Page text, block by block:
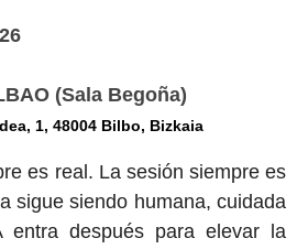
(Sala Begoña)
1, 48004 Bilbo, Bizkaia
es real. La sesión siempre es
sigue siendo humana, cuidada
después para elevar
la